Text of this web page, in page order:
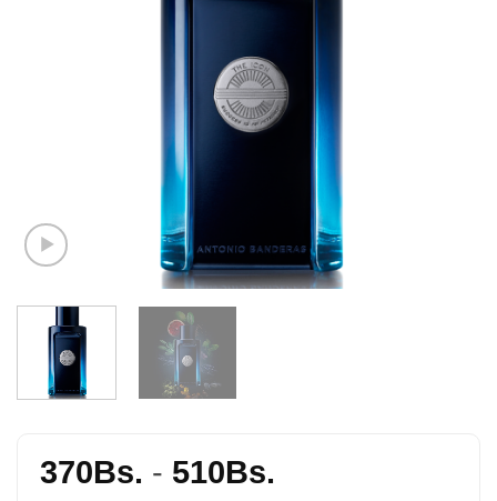
370Bs. - 510Bs.